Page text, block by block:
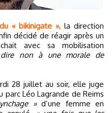
« bikinigate », la direction
décidé de réagir après un
avec sa mobilisation
non à une morale de
28 juillet au soir, elle juge
Léo Lagrande de Reims
»d’une femme en